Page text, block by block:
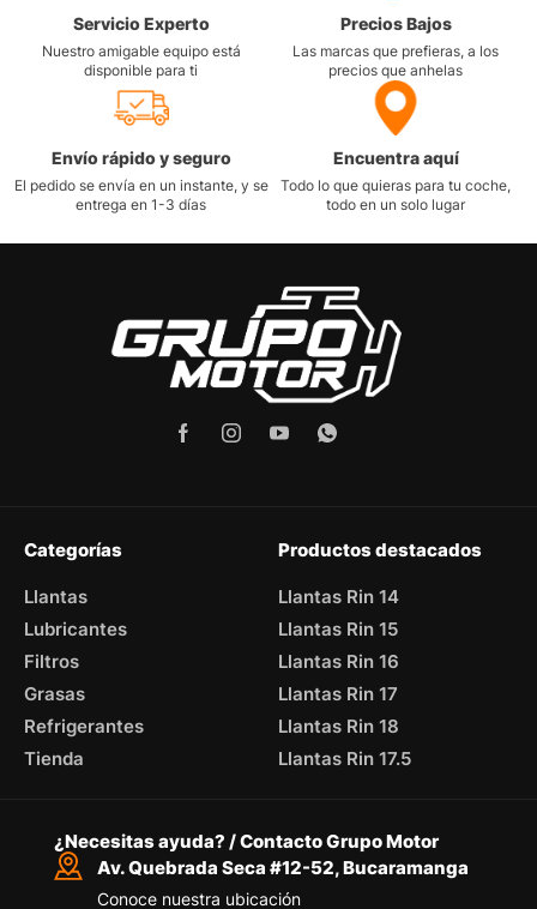
Servicio Experto
Nuestro amigable equipo está
disponible para ti
Precios Bajos
Las marcas que prefieras, a los
precios que anhelas
Envío rápido y seguro
El pedido se envía en un instante, y se
entrega en 1-3 días
Encuentra aquí
Todo lo que quieras para tu coche,
todo en un solo lugar
Categorías
Llantas
Lubricantes
Filtros
Grasas
Refrigerantes
Tienda
Productos destacados
Llantas Rin 14
Llantas Rin 15
Llantas Rin 16
Llantas Rin 17
Llantas Rin 18
Llantas Rin 17.5
¿Necesitas ayuda? / Contacto Grupo Motor
Av. Quebrada Seca #12-52, Bucaramanga
Conoce nuestra ubicación